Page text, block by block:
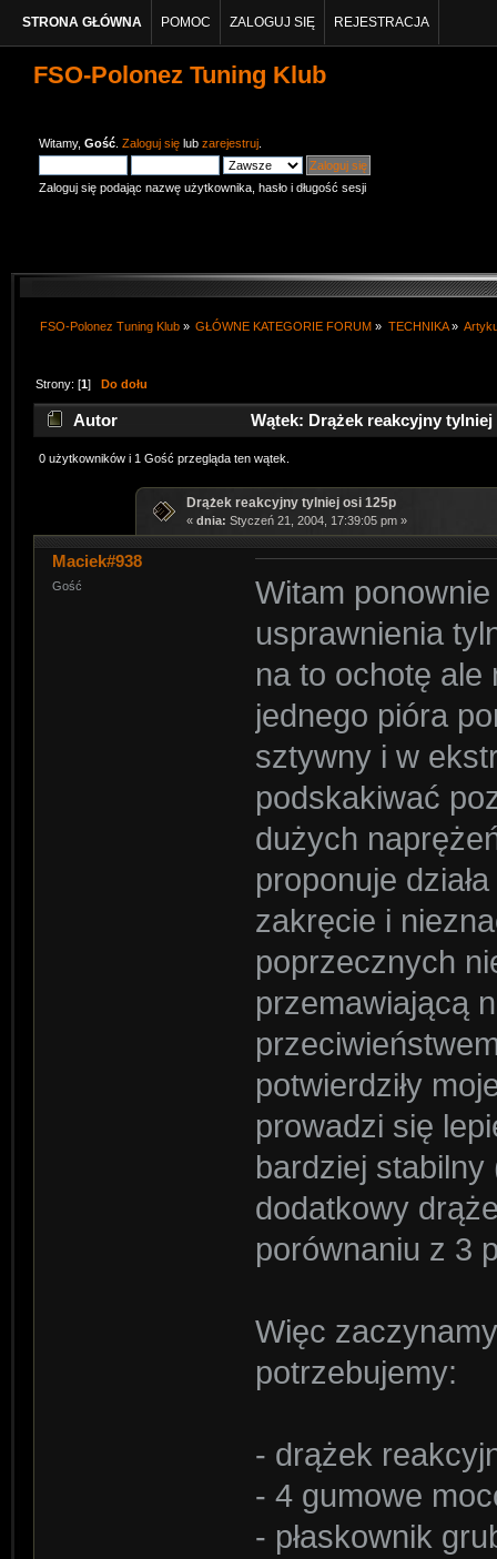
STRONA GŁÓWNA POMOC ZALOGUJ SIĘ REJESTRACJA
FSO-Polonez Tuning Klub
Witamy, Gość. Zaloguj sięlub zarejestruj.
Zaloguj się podając nazwę użytkownika, hasło i długość sesji
FSO-Polonez Tuning Klub » GŁÓWNE KATEGORIE FORUM » TECHNIKA»
Strony: [1]Do dołu
Autor Wątek: Drążek reakcyjny
0 użytkowników i 1 Gość przegląda ten wątek.
Drążek reakcyjny tylniej osi 125p
« dnia: Styczeń 21, 2004, 17:39:05 pm »
Maciek#938
Gość
Witam
usprawnienia
na to ochotę ale
jednego pióra
sztywny i w
podskakiwać
dużych
proponuje
zakręcie i
poprzecznych
przemawiającą
potwierdziły
prowadzi się
bardziej stabilny
dodatkowy
porównaniu z 3
Więc
potrzebujemy:
- drążek
- 4 gumowe
- płaskownik